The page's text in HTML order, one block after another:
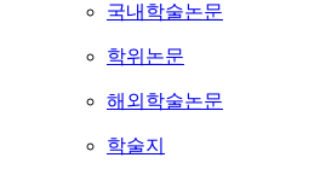
국내학술논문
학위논문
해외학술논문
학술지